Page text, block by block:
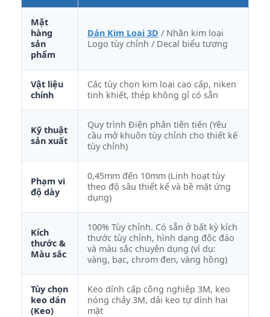
Mặt
hàng
sản
phẩm
Dán Kim Loại 3D / Nhãn kim loại
Logo tùy chỉnh / Decal biểu tượng
Vật liệu
chính
Các tùy chọn kim loại cao cấp, niken
tinh khiết, thép không gỉ có sẵn
Kỹ thuật
sản xuất
Quy trình Điện phân tiên tiến (Yêu
cầu mở khuôn tùy chỉnh cho thiết kế
tùy chỉnh)
Phạm vi
độ dày
0,45mm đến 10mm (Linh hoạt tùy
theo độ sâu thiết kế và bề mặt ứng
dụng)
Kích
thước &
Màu sắc
100% Tùy chỉnh. Có sẵn ở bất kỳ kích
thước tùy chỉnh, hình dạng độc đáo
và màu sắc chuyên dụng (ví dụ:
vàng, bạc, chrom đen, vàng hồng)
Tùy chọn
keo dán
(Keo)
Keo dính cấp công nghiệp 3M, keo
nóng chảy 3M, dải keo tự dính hai
mặt